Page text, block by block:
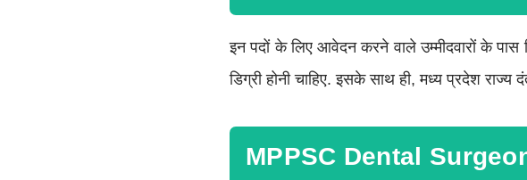
इन पदों के लिए आवेदन करने वाले उम्मीदवारों के
डिग्री होनी चाहिए. इसके साथ ही, मध्य प्रदेश
MPPSC Dental